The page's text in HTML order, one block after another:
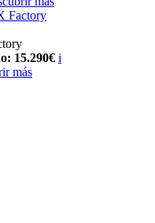
Factory
15.290€ i
más